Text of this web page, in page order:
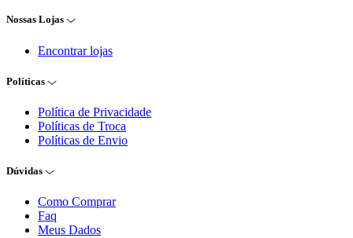
Nossas Lojas
Encontrar lojas
Políticas
Política de Privacidade
Políticas de Troca
Políticas de Envio
Dúvidas
Como Comprar
Faq
Meus Dados